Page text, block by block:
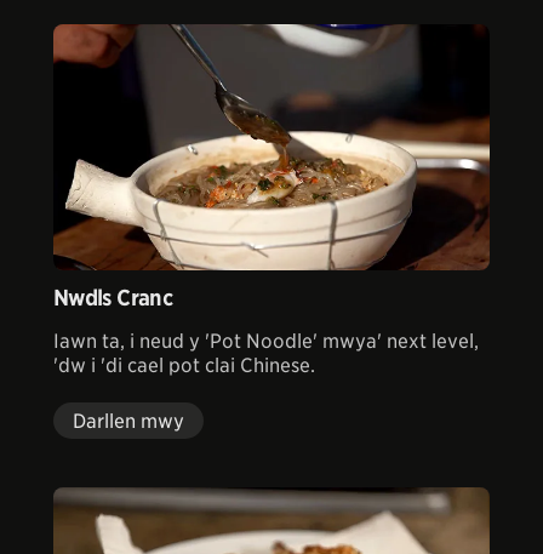
Nwdls Cranc
Iawn ta, i neud y 'Pot Noodle' mwya' next level,
'dw i 'di cael pot clai Chinese.
Darllen mwy